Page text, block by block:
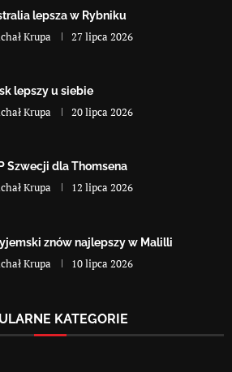
lepsza w Rybniku
Krupa 27 lipca 2026
lepszy u siebie
Krupa 20 lipca 2026
Szwecji dla Thomsena
Krupa 12 lipca 2026
znów najlepszy w Malilli
Krupa 10 lipca 2026
KATEGORIE